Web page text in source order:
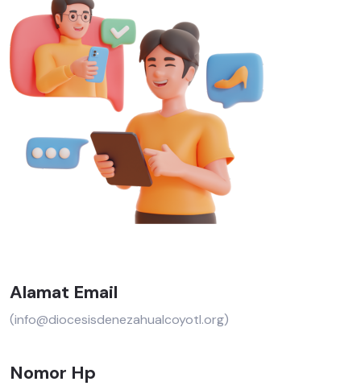
Alamat Email
(info@diocesisdenezahualcoyotl.org)
Nomor Hp